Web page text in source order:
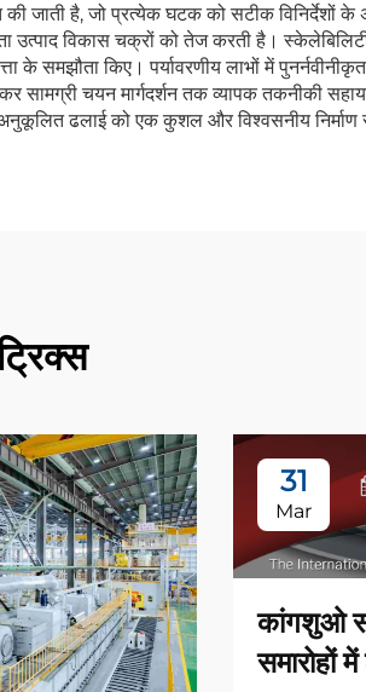
जाती है, जो प्रत्येक घटक को सटीक विनिर्देशों
उत्पाद विकास चक्रों को तेज करती है।
के समझौता किए। पर्यावरणीय लाभों में
चयन मार्गदर्शन तक व्यापक तकनीकी
ढलाई को एक कुशल और विश्वसनीय निर्माण
31
Mar
कांगशुओ
समारोहों